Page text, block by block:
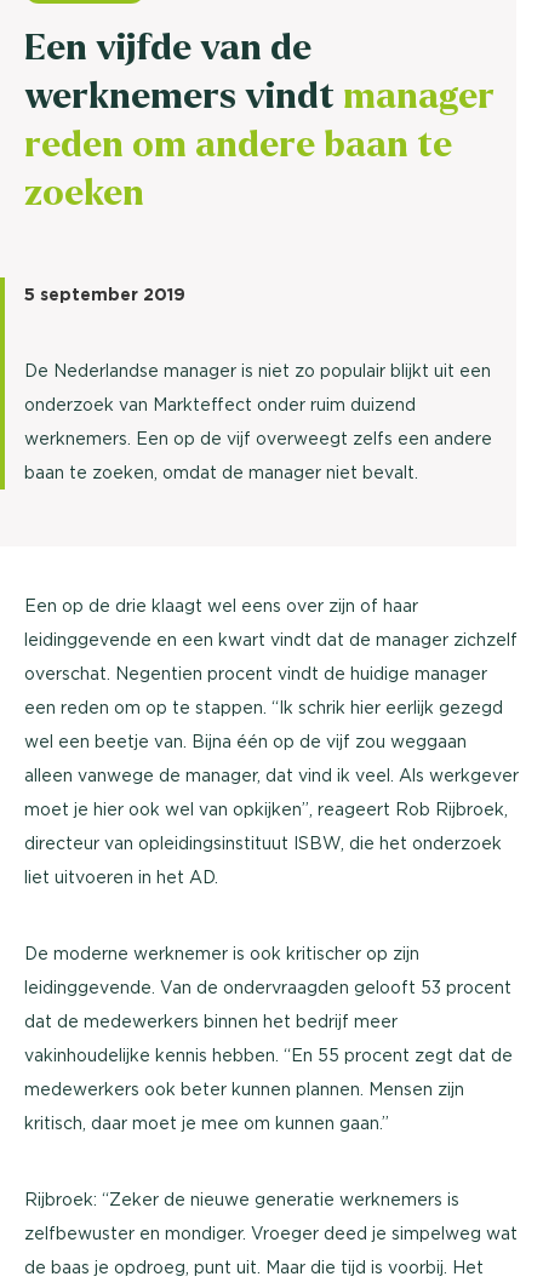
Een vijfde van de
werknemers vindt manager
reden om andere baan te
zoeken
5 september 2019
De Nederlandse manager is niet zo populair blijkt uit een
onderzoek van Markt­effect onder ruim duizend
werknemers. Een op de vijf overweegt zelfs een andere
baan te zoeken, omdat de manager niet bevalt.
Een op de drie klaagt wel eens over zijn of haar
leidinggevende en een kwart vindt dat de manager zichzelf
overschat. Negentien procent vindt de huidige manager
een reden om op te stappen. “Ik schrik hier eerlijk gezegd
wel een beetje van. Bijna één op de vijf zou weggaan
alleen vanwege de manager, dat vind ik veel. Als werkgever
moet je hier ook wel van opkijken’’, reageert Rob Rijbroek,
directeur van opleidingsinstituut ISBW, die het onderzoek
liet uitvoeren in het AD.
De moderne werknemer is ook kritischer op zijn
leidinggevende. Van de ondervraagden gelooft 53 procent
dat de medewerkers binnen het bedrijf meer
vakinhoudelijke kennis hebben. “En 55 procent zegt dat de
medewerkers ook beter kunnen plannen. Mensen zijn
kritisch, daar moet je mee om kunnen gaan.’’
Rijbroek: “Zeker de nieuwe generatie werknemers is
zelfbewuster en mondiger. Vroeger deed je simpelweg wat
de baas je opdroeg, punt uit. Maar die tijd is voorbij. Het